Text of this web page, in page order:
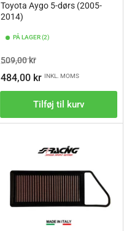
Toyota Aygo 5-dørs (2005-
2014)
PÅ LAGER (2)
Vejl.pris
509,00 krTilbudspris
484,00 kr INKL. MOMS
Tilføj til kurv